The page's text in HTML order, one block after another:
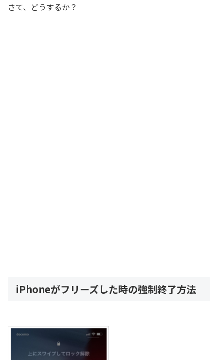
さて、どうするか？
iPhoneがフリーズした時の強制終了方法